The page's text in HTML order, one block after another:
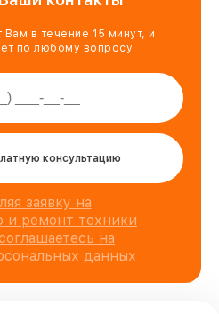
в течение 15 минут, и
по любому вопросу
консультацию
заявку на
и ремонт техники
на
данных